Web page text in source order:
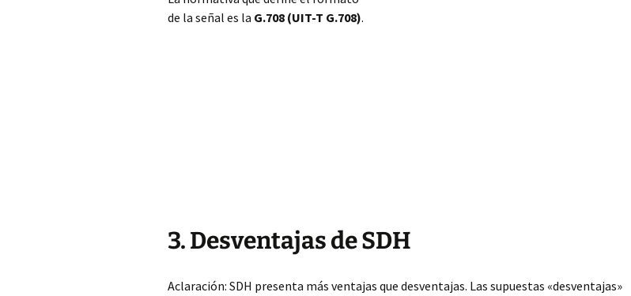
de la señal es la G.708 (UIT-T G.708).
3. Desventajas de SDH
Aclaración: SDH presenta más ventajas que desventajas. Las supuestas «desventajas»